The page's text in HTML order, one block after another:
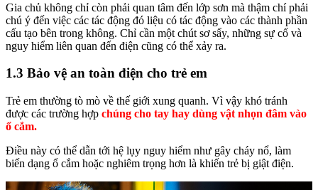
Gia chủ không chỉ còn phải quan tâm đến lớp sơn mà thậm chí phải
chú ý đến việc các tác động đó liệu có tác động vào các thành phần
cấu tạo bên trong không. Chỉ cần một chút sơ sẩy, những sự cố và
nguy hiểm liên quan đến điện cũng có thể xảy ra.
1.3 Bảo vệ an toàn điện cho trẻ em
Trẻ em thường tò mò về thế giới xung quanh. Vì vậy khó tránh
được các trường hợp chúng cho tay hay dùng vật nhọn đâm vào
ổ cắm.
Điều này có thể dẫn tới hệ lụy nguy hiểm như gây cháy nổ, làm
biến dạng ổ cắm hoặc nghiêm trọng hơn là khiến trẻ bị giật điện.